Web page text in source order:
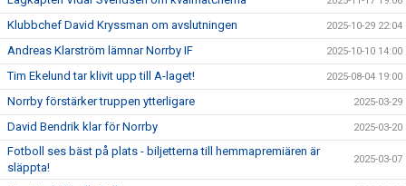
Klubbchef David Kryssman om avslutningen 2025-10-29 22:04
Andreas Klarström lämnar Norrby IF 2025-10-10 14:00
Tim Ekelund tar klivit upp till A-laget! 2025-08-04 19:00
Norrby förstärker truppen ytterligare 2025-03-29
David Bendrik klar för Norrby 2025-03-20
Fotboll ses bäst på plats - biljetterna till hemmapremiären är
släppta!
2025-03-07